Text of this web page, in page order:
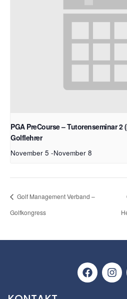
PGA PreCourse – Tutorenseminar
Golflehrer
November 5 -November 8
Golf Management Verband –
Golfkongress